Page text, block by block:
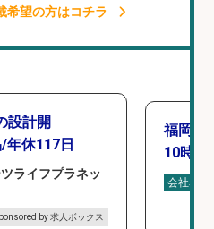
希望の方はコチラ
設計開
年休117日
ライフプラネッ
by 求人ボックス
福岡「
10時間
会社名